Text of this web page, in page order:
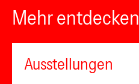
Mehr entdecken
Ausstellungen